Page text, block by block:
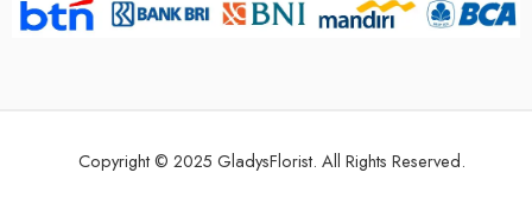
Copyright © 2025 GladysFlorist. All Rights Reserved.